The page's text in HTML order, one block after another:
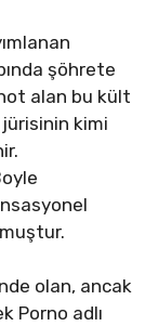
şöhrete
alan bu kült
kimi
olan, ancak
Porno adlı